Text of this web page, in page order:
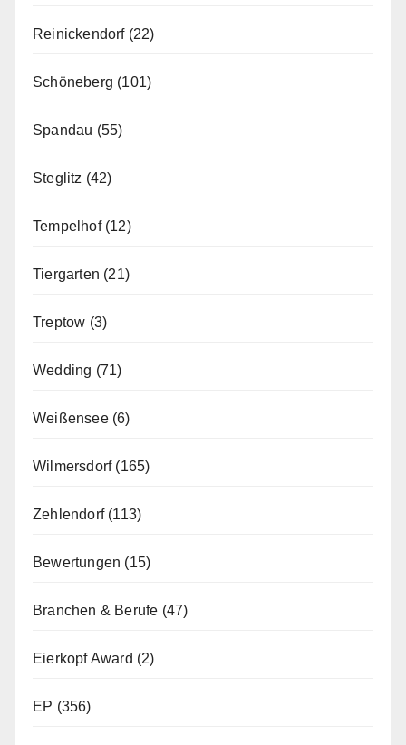
Reinickendorf(22)
Schöneberg (101)
Spandau (55)
Steglitz (42)
Tempelhof(12)
Tiergarten (21)
Treptow (3)
Wedding (71)
Weißensee(6)
Wilmersdorf(165)
Zehlendorf(113)
Bewertungen (15)
Branchen & Berufe (47)
Eierkopf Award (2)
EP (356)